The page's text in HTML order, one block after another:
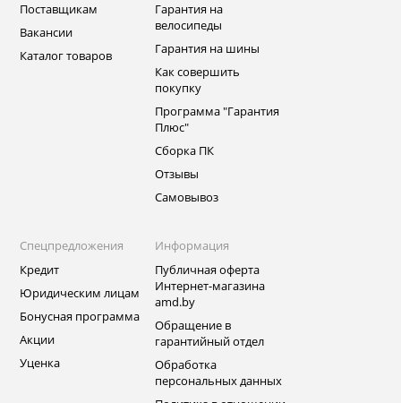
Поставщикам
Вакансии
Каталог товаров
Гарантия на
велосипеды
Гарантия на шины
Как совершить
покупку
Программа "Гарантия
Плюс"
Сборка ПК
Отзывы
Самовывоз
Спецпредложения
Кредит
Юридическим лицам
Бонусная программа
Акции
Уценка
Информация
Публичная оферта
Интернет-магазина
amd.by
Обращение в
гарантийный отдел
Обработка
персональных данных